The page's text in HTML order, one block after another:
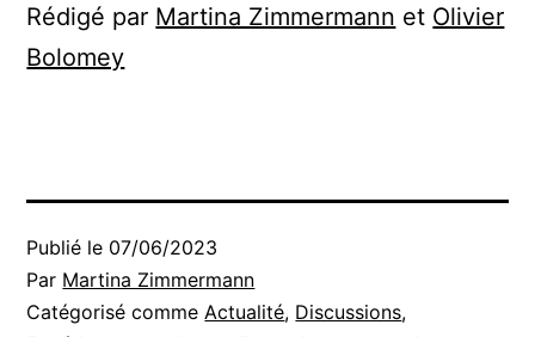
Rédigé par Martina Zimmermann et Olivier
Bolomey
Publié le 07/06/2023
Par Martina Zimmermann
Catégorisé comme Actualité, Discussions,